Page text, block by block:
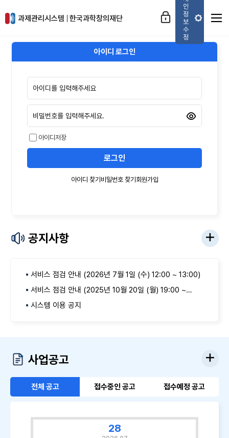
과제관리시스템
한국과학창의재단
인
정
보
수
정
과제관리시스템
공지사항
서비스 점검 안내 (2026년 7월 1일 (수) 12:00 ~ 13:00)
서비스 점검 안내 (2025년 10월 20일 (월) 19:00 ~
시스템 이용 공지
아이디 로그인
아
디
비
번
호
아이디저장
로그인
아이디 찾기 비밀번호 찾기 회원가입
사업공고
전체 공고 접수중인 공고 접수예정 공고
28